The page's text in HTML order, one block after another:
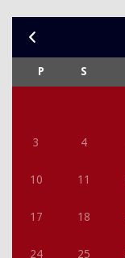
P S
3 4
10 11
17 18
24 25